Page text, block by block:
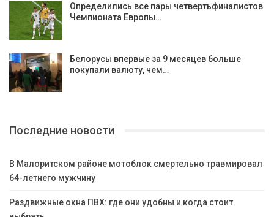
Определились все пары четвертьфиналистов
Чемпионата Европы…
Белорусы впервые за 9 месяцев больше
покупали валюту, чем…
Последние новости
В Малоритском районе мотоблок смертельно травмировал
64-летнего мужчину
Раздвижные окна ПВХ: где они удобны и когда стоит